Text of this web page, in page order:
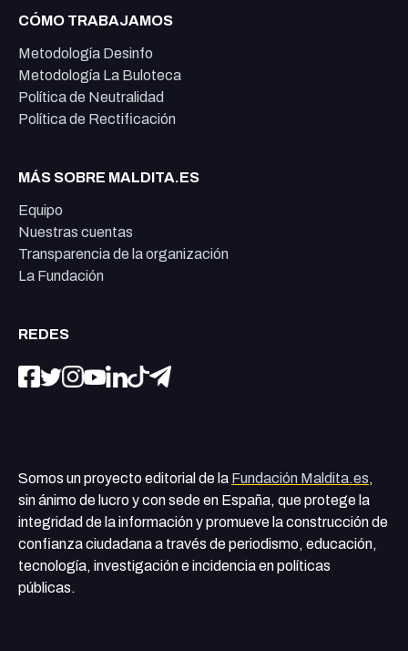
CÓMO TRABAJAMOS
Metodología Desinfo
Metodología La Buloteca
Política de Neutralidad
Política de Rectificación
MÁS SOBRE MALDITA.ES
Equipo
Nuestras cuentas
Transparencia de la organización
La Fundación
REDES
Somos un proyecto editorial de la Fundación Maldita.es,
sin ánimo de lucro y con sede en España, que protege la
integridad de la información y promueve la construcción de
confianza ciudadana a través de periodismo, educación,
tecnología, investigación e incidencia en políticas
públicas.